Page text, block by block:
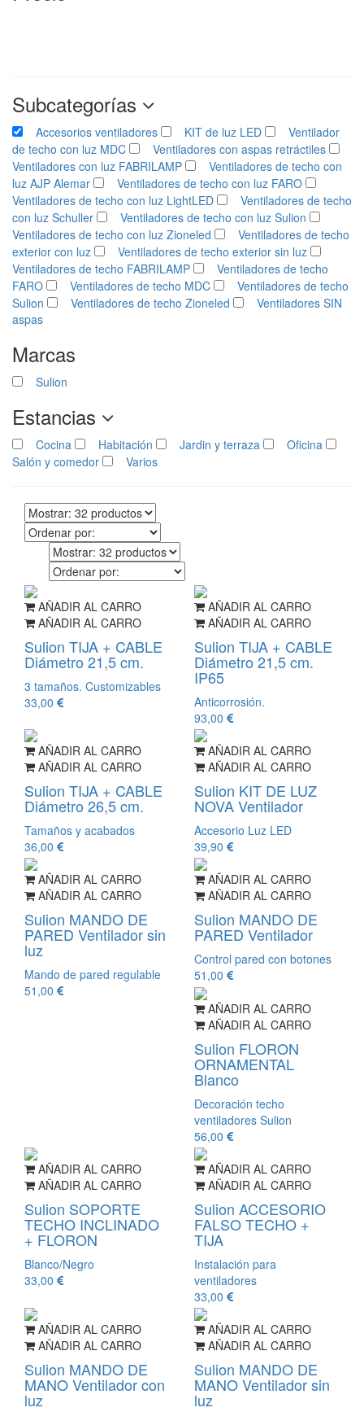
Subcategorías
Accesorios ventiladores KIT de luz LED
Ventilador
de techo con luz MDC
Ventiladores con aspas retráctiles
Ventiladores con luz FABRILAMP
Ventiladores de techo con
luz AJP Alemar
Ventiladores de techo con luz FARO
Ventiladores de techo con luz LightLED
Ventiladores de techo
con luz Schuller
Ventiladores de techo con luz Sulion
Ventiladores de techo con luz Zioneled
Ventiladores de techo
exterior con luz
Ventiladores de techo exterior sin luz
Ventiladores de techo FABRILAMP
Ventiladores de techo
FARO
Ventiladores de techo MDC
Ventiladores de techo
Sulion
Ventiladores de techo Zioneled
Ventiladores SIN
aspas
Marcas
Sulion
Estancias
Cocina Habitación Jardin y terraza
Oficina
Salón y comedor
Varios
AÑADIR AL CARRO
AÑADIR AL CARRO
Sulion TIJA + CABLE
Diámetro 21,5 cm.
3 tamaños. Customizables
33,00
AÑADIR AL CARRO
AÑADIR AL CARRO
Sulion TIJA + CABLE
Diámetro 21,5 cm.
IP65
Anticorrosión.
93,00
AÑADIR AL CARRO
AÑADIR AL CARRO
Sulion TIJA + CABLE
Diámetro 26,5 cm.
Tamaños y acabados
36,00
AÑADIR AL CARRO
AÑADIR AL CARRO
Sulion KIT DE LUZ
NOVA Ventilador
Accesorio Luz LED
39,90
AÑADIR AL CARRO
AÑADIR AL CARRO
Sulion MANDO DE
PARED Ventilador sin
luz
Mando de pared regulable
51,00
AÑADIR AL CARRO
AÑADIR AL CARRO
Sulion MANDO DE
PARED Ventilador
Control pared con botones
51,00
AÑADIR AL CARRO
AÑADIR AL CARRO
Sulion FLORON
ORNAMENTAL
Blanco
Decoración techo
ventiladores Sulion
56,00
AÑADIR AL CARRO
AÑADIR AL CARRO
Sulion SOPORTE
TECHO INCLINADO
+ FLORON
Blanco/Negro
33,00
AÑADIR AL CARRO
AÑADIR AL CARRO
Sulion ACCESORIO
FALSO TECHO +
TIJA
Instalación para
ventiladores
33,00
AÑADIR AL CARRO
AÑADIR AL CARRO
Sulion MANDO DE
MANO Ventilador con
luz
AÑADIR AL CARRO
AÑADIR AL CARRO
Sulion MANDO DE
MANO Ventilador sin
luz